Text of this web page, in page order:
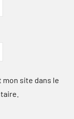
site dans le